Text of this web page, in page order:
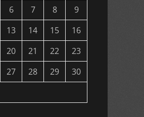
6 7 8
9
13 14 15
16
20 21 22
23
27 28 29
30